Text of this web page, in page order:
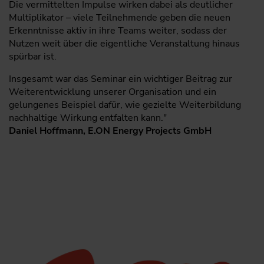
Die vermittelten Impulse wirken dabei als deutlicher
Multiplikator – viele Teilnehmende geben die neuen
Erkenntnisse aktiv in ihre Teams weiter, sodass der
Nutzen weit über die eigentliche Veranstaltung hinaus
spürbar ist.
Insgesamt war das Seminar ein wichtiger Beitrag zur
Weiterentwicklung unserer Organisation und ein
gelungenes Beispiel dafür, wie gezielte Weiterbildung
nachhaltige Wirkung entfalten kann."
Daniel Hoffmann, E.ON Energy Projects GmbH